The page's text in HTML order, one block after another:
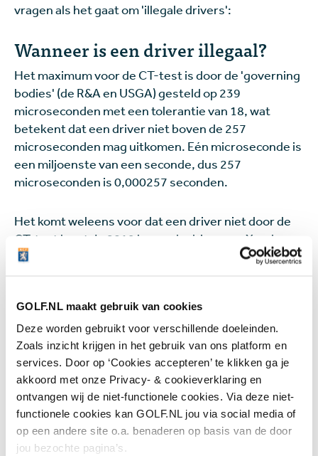
GOLF.NL maakt gebruik van cookies
Deze worden gebruikt voor verschillende doeleinden.
Zoals inzicht krijgen in het gebruik van ons platform en
services. Door op ‘Cookies accepteren’ te klikken ga je
akkoord met onze Privacy- & cookieverklaring en
ontvangen wij de niet-functionele cookies. Via deze niet-
functionele cookies kan GOLF.NL jou via social media of
op een andere site o.a. benaderen op basis van de door
jou bezochte pagina’s.
vragen als het gaat om 'illegale drivers':
Wanneer is een driver illegaal?
Het maximum voor de CT-test is door de 'governing
bodies' (de R&A en USGA) gesteld op 239
microseconden met een tolerantie van 18, wat
betekent dat een driver niet boven de 257
microseconden mag uitkomen. Eén microseconde is
een miljoenste van een seconde, dus 257
microseconden is 0,000257 seconden.
Het komt weleens voor dat een driver niet door de
CT-test komt. In 2019 kwam de driver van Xander
Schauffele tijdens The Open niet door de test en in
en Michael Thompson. Recenter kwamen de drivers
van Rory McIlroy en Scottie Scheffler ook niet door
de test, namelijk vorig jaar in de week voor het PGA
Championship.McIlroy reageerde daar later ook op
Wanneer testen de R&A en de
USGA drivers?
Tijdens The Open in 2019 op Carnoustie deed de